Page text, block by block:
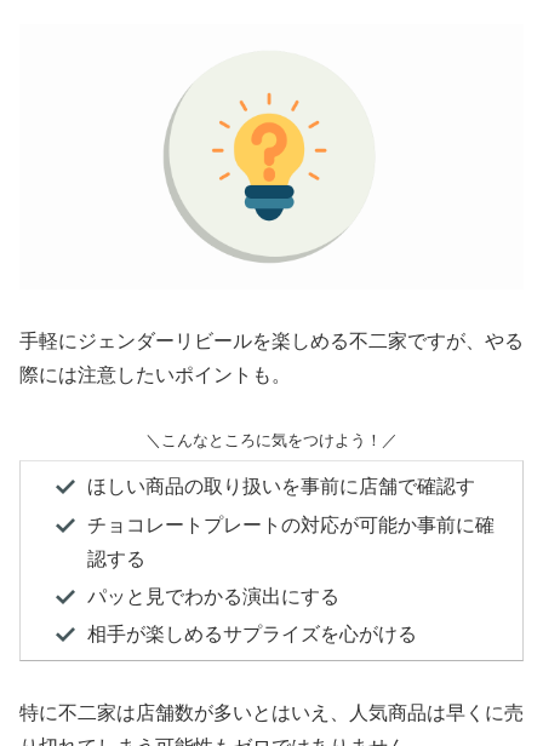
手軽にジェンダーリビールを楽しめる不二家ですが、やる
際には注意したいポイントも。
＼こんなところに気をつけよう！／
ほしい商品の取り扱いを事前に店舗で確認す
チョコレートプレートの対応が可能か事前に確
認する
パッと見でわかる演出にする
相手が楽しめるサプライズを心がける
特に不二家は店舗数が多いとはいえ、人気商品は早くに売